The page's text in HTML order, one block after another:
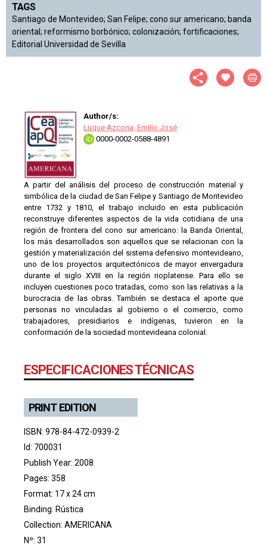
TAGS
Santiago de Montevideo; San Felipe; cono sur americano; banda
oriental; reformismo borbónico; colonización; fortificaciones;
Editorial Universidad de Sevilla
Author/s:
Luque Azcona, Emilio José
0000-0002-0588-4891
A partir del análisis del proceso de construcción material y
simbólica de la ciudad de San Felipe y Santiago de Montevideo
entre 1732 y 1810, el trabajo incluido en esta publicación
reconstruye diferentes aspectos de la vida cotidiana de una
región de frontera del cono sur americano: la Banda Oriental,
los más desarrollados son aquellos que se relacionan con la
gestión y materialización del sistema defensivo montevideano,
uno de los proyectos arquitectónicos de mayor envergadura
durante el siglo XVIII en la región rioplatense. Para ello se
incluyen cuestiones poco tratadas, como son las relativas a la
burocracia de las obras. También se destaca el aporte que
personas no vinculadas al gobierno o el comercio, como
trabajadores, presidiarios e indígenas, tuvieron en la
conformación de la sociedad montevideana colonial.
ESPECIFICACIONES TÉCNICAS
PRINT EDITION
ISBN: 978-84-472-0939-2
Id: 700031
Publish Year: 2008
Pages: 358
Format: 17 x 24 cm
Binding: Rústica
Collection: AMERICANA
Nº: 31